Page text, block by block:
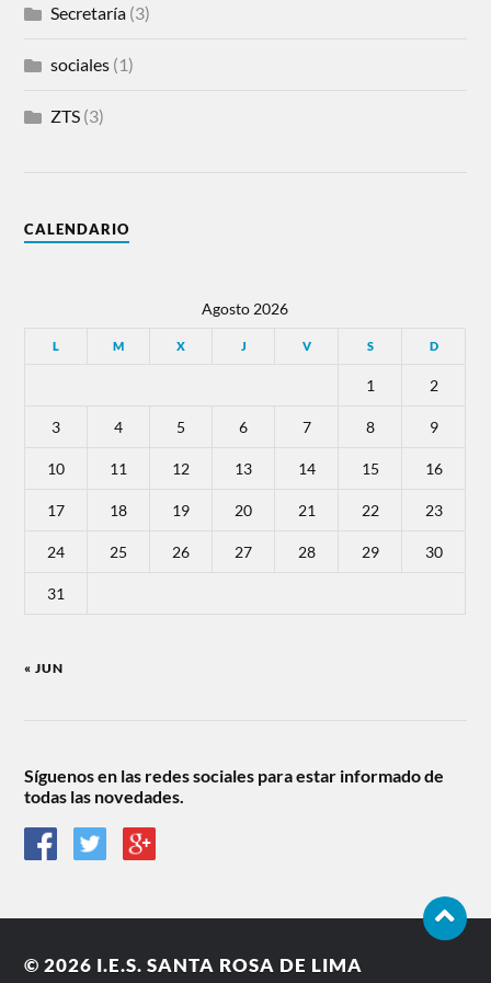
Secretaría (3)
sociales (1)
ZTS (3)
CALENDARIO
Agosto 2026
L M X J V S D
1 2
3 4 5 6 7 8 9
10 11 12 13 14 15 16
17 18 19 20 21 22 23
24 25 26 27 28 29 30
31
« JUN
Síguenos en las redes sociales para estar informado de
todas las novedades.
© 2026 I.E.S. SANTA ROSA DE LIMA